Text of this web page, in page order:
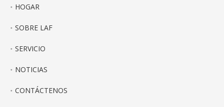
HOGAR
SOBRE LAF
SERVICIO
NOTICIAS
CONTÁCTENOS